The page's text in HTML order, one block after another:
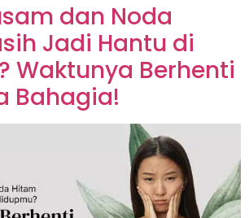
dan Noda
Jadi Hantu di
Waktunya Berhenti
Bahagia!